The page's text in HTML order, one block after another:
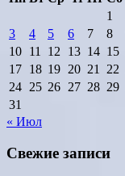
1
3
4 5 6 7 8
10 11 12 13 14 15
17 18 19 20 21 22
24 25 26 27 28 29
31
« Июл
Свежие записи